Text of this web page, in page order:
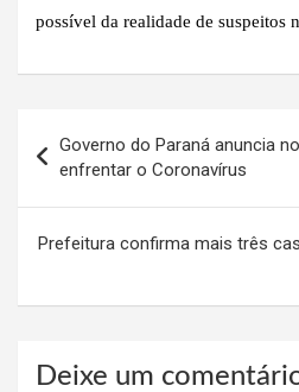
possível da realidade de suspeitos
de
Post
Governo do Paraná anuncia
enfrentar o Coronavírus
Prefeitura confirma mais três
Deixe um